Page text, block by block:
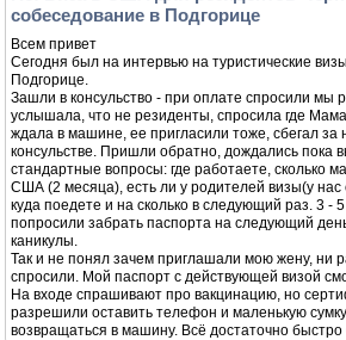
собеседование в Подгорице
Всем привет
Сегодня был на интервью на туристические
Подгорице.
Зашли в консульство - при оплате спросили мы
услышала, что не резиденты, спросила где
ждала в машине, ее пригласили тоже, сбегал за
консульстве. Пришли обратно, дождались пока
стандартные вопросы: где работаете, сколько
США (2 месяца), есть ли у родителей визы(у
куда поедете и на сколько в следующий раз. 3 -
попросили забрать паспорта на следующий
каникулы.
Так и не понял зачем приглашали мою жену, ни
спросили. Мой паспорт с действующей визой
На входе спрашивают про вакцинацию, но
разрешили оставить телефон и маленькую
возвращаться в машину. Всё достаточно